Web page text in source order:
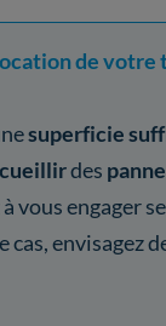
de
superficie
des
vous engager
cas, envisagez